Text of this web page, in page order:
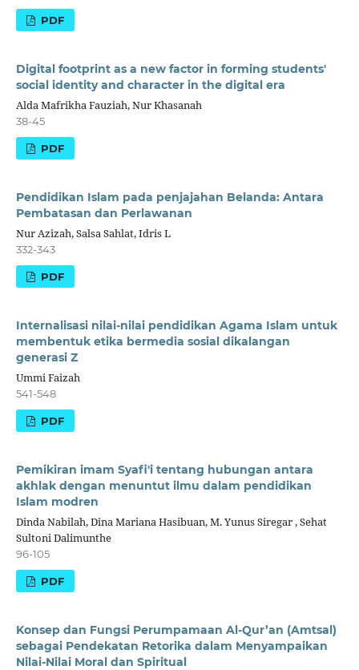
PDF
Digital footprint as a new factor in forming students'
social identity and character in the digital era
Alda Mafrikha Fauziah, Nur Khasanah
38-45
PDF
Pendidikan Islam pada penjajahan Belanda: Antara
Pembatasan dan Perlawanan
Nur Azizah, Salsa Sahlat, Idris L
332-343
PDF
Internalisasi nilai-nilai pendidikan Agama Islam untuk
membentuk etika bermedia sosial dikalangan
generasi Z
Ummi Faizah
541-548
PDF
Pemikiran imam Syafi'i tentang hubungan antara
akhlak dengan menuntut ilmu dalam pendidikan
Islam modren
Dinda Nabilah, Dina Mariana Hasibuan, M. Yunus Siregar , Sehat
Sultoni Dalimunthe
96-105
PDF
Konsep dan Fungsi Perumpamaan Al-Qur’an (Amtsal)
sebagai Pendekatan Retorika dalam Menyampaikan
Nilai-Nilai Moral dan Spiritual